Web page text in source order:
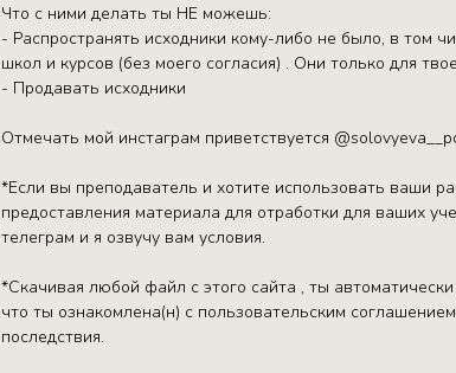
Что с ними делать ты НЕ можешь:
- Распространять исходники кому-либо не было, в том
школ и курсов (без моего согласия) . Они только для
- Продавать исходники
Отмечать мой инстаграм приветствуется
*Если вы преподаватель и хотите использовать ваши
предоставления материала для отработки для ваших
телеграм и я озвучу вам условия.
*Скачивая любой файл с этого сайта , ты
что ты ознакомлена(н) с пользовательским
последствия.